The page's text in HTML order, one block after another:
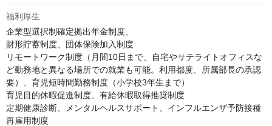
福利厚生
企業型選択制確定拠出年金制度、
財形貯蓄制度、団体保険加入制度
リモートワーク制度（月間10日まで、自宅やサテライトオフィスな
ど勤務地と異なる場所での就業も可能。利用都度、所属部長の承認
要）、育児短時間勤務制度（小学校3年生まで）
育児目的休暇促進制度、有給休暇取得推奨制度
定期健康診断、メンタルヘルスサポート、インフルエンザ予防接種
再雇用制度